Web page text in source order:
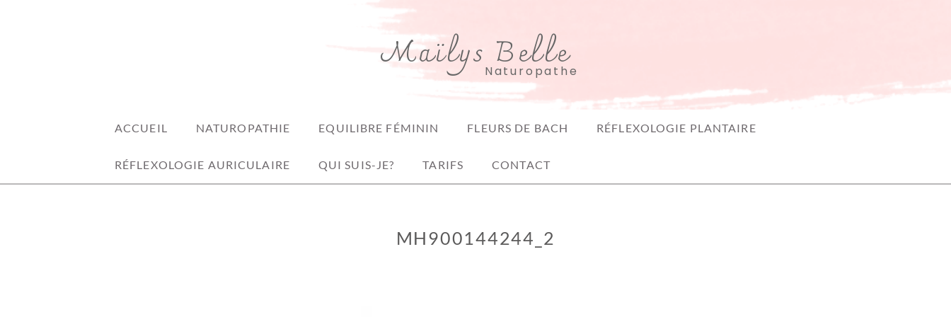
Maïlys Belle
Naturopathe
ACCUEIL NATUROPATHIE EQUILIBRE FÉMININ FLEURS DE BACH RÉFLEXOLOGIE PLANTAIRE
RÉFLEXOLOGIE AURICULAIRE QUI SUIS-JE? TARIFS CONTACT
MH900144244_2